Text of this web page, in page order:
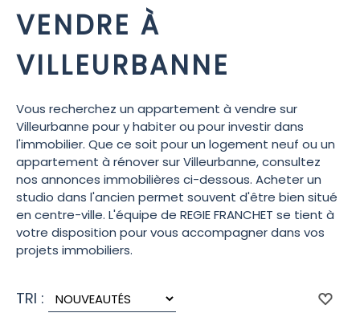
VENDRE À
VILLEURBANNE
Vous recherchez un appartement à vendre sur
Villeurbanne pour y habiter ou pour investir dans
l'immobilier. Que ce soit pour un logement neuf ou un
appartement à rénover sur Villeurbanne, consultez
nos annonces immobilières ci-dessous. Acheter un
studio dans l'ancien permet souvent d'être bien situé
en centre-ville. L'équipe de REGIE FRANCHET se tient à
votre disposition pour vous accompagner dans vos
projets immobiliers.
TRI :